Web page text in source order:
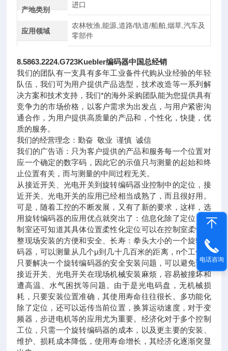
产地类别
进口
应用领域
农林牧渔,能源,道路/轨道/船舶,烟草,汽车及
零部件
8.5863.2224.G723Kuebler编码器中国总经销
我们的团队有一支具有多年工业备件代购从业经验的年轻
队伍，我们可为用户提供产品选型，技术改造等一系列解
决方案和技术支持，我们*的海外采购团队能为您提供具有
竞争力的市场价格，以客户需求为出发点，与用户紧密沟
通合作，为用户提供高质量的产品和，个性化，快捷，优
质的服务。
我们的经营理念：勤奋 敬业 谨慎 诚信
我们的广告语：只为客户提供的产品和服务每一个位置对
应一个确定的数字码，因此它的示值只与测量的起始和终
止位置有关，而与测量的中间过程无关。
从接近开关、光电开关到旋转编码器业控制中的定位，接
近开关、光电开关的应用已经相当成熟了，而且很好用。
可是，随着工控的不断发展，又有了新的要求，这样，选
用旋转编码器的应用优点就突出了：信息化除了定位，控
制室还可知道其具体位置柔性化定位可以在控制室柔性调
整现场安装的方便和安全、长寿：拳头大小的一个旋转编
码器，可以测量从几个μ到几十几百米的距离，n个工位，
只要解决一个旋转编码器的安全安装问题，可以避免诸多
接近开关、光电开关在现场机械安装麻烦，容易被撞坏和
遭高温、水气困扰等问题。由于是光电码盘，无机械损
耗，只要安装位置准确，其使用寿命往往很长。多功能化
除了定位，还可以远传当前位置，换算运动速度，对于变
频器，步进电机等的应用尤为重要。经济化对于多个控制
工位，只需一个旋转编码器的成本，以及更主要的安装、
维护、损耗成本降低，使用寿命增长，其经济化逐渐突显
电话咨询